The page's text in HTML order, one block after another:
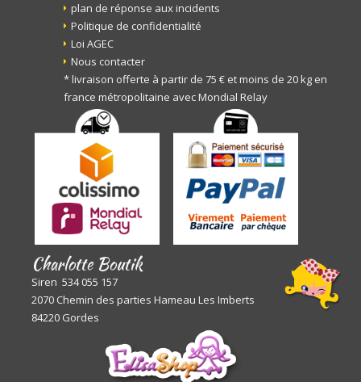
plan de réponse aux incidents
Politique de confidentialité
Loi AGEC
Nous contacter
* livraison offerte à partir de 75 € et moins de 20 kg en
france métropolitaine avec Mondial Relay
Charlotte Boutik
Siren 534 055 157
2070 Chemin des parties Hameau Les Imberts
84220 Gordes